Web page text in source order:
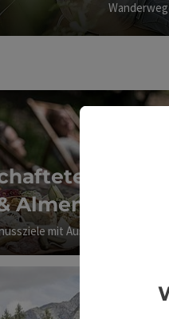
Hütten
Almen
mit Aussicht